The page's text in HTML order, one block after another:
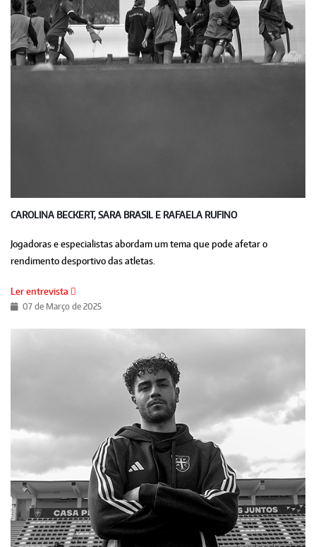
CAROLINA BECKERT, SARA BRASIL E RAFAELA RUFINO
Jogadoras e especialistas abordam um tema que pode afetar o
rendimento desportivo das atletas.
Ler entrevista
07 de Março de 2025